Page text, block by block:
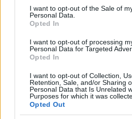
consent section.
I want to opt-out of the Sale of
Personal Data.
Opted In
I want to opt-out of processing
Personal Data for Targeted
Opted In
I want to opt-out of Collection,
Retention, Sale, and/or Sharing
Personal Data that Is Unrelated
Purposes for which it was
Opted Out
63χρονου και στο αυτοκίνητό
γραφείο του εντός του σχολείου.